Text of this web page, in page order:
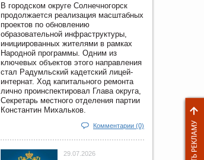
В городском округе Солнечногорск
продолжается реализация масштабных
проектов по обновлению
образовательной инфраструктуры,
инициированных жителями в рамках
Народной программы. Одним из
ключевых объектов этого направления
стал Радумльский кадетский лицей-
интернат. Ход капитального ремонта
лично проинспектировал Глава округа,
Секретарь местного отделения партии
Константин Михальков.
Комментарии (0)
29.07.2026